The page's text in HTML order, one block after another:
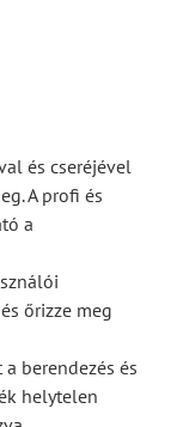
és cseréjével
A profi és
a
őrizze meg
berendezés és
helytelen